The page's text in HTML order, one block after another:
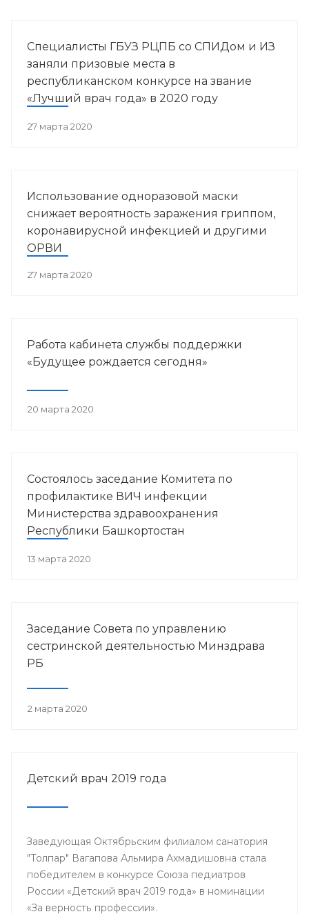
Специалисты ГБУЗ РЦПБ со СПИДом и ИЗ
заняли призовые места в
республиканском конкурсе на звание
«Лучший врач года» в 2020 году
27 марта 2020
Использование одноразовой маски
снижает вероятность заражения гриппом,
коронавирусной инфекцией и другими
ОРВИ
27 марта 2020
Работа кабинета службы поддержки
«Будущее рождается сегодня»
20 марта 2020
Состоялось заседание Комитета по
профилактике ВИЧ инфекции
Министерства здравоохранения
Республики Башкортостан
13 марта 2020
Заседание Совета по управлению
сестринской деятельностью Минздрава
РБ
2 марта 2020
Детский врач 2019 года
Заведующая Октябрьским филиалом санатория
"Толпар" Вагапова Альмира Ахмадишовна стала
победителем в конкурсе Союза педиатров
России «Детский врач 2019 года» в номинации
«За верность профессии».